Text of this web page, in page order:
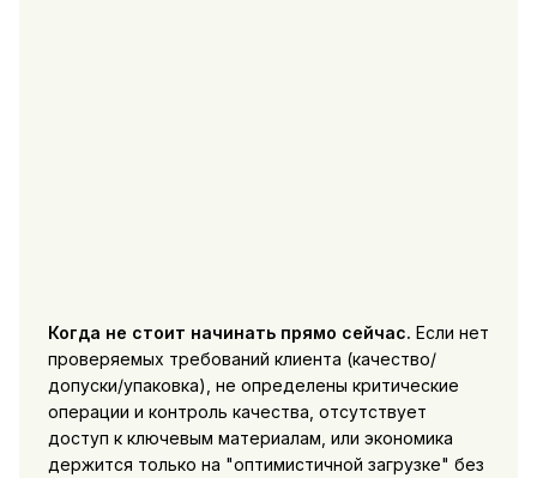
Когда не стоит начинать прямо сейчас. Если нет
проверяемых требований клиента (качество/
допуски/упаковка), не определены критические
операции и контроль качества, отсутствует
доступ к ключевым материалам, или экономика
держится только на "оптимистичной загрузке" без